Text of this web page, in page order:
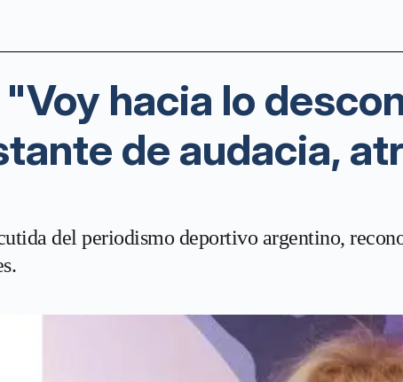
hacia lo
de audacia,
del periodismo deportivo argentino,